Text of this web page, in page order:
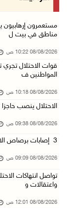
قوات الاحتلال
قوات الاحتلال
07/آب/2026 10:17 م
نادي الأسير:
مستعمرون إرهابيون
مناطق في بيت ل
08/08/2026 10:22 ص
قوات الاحتلال
المواطنين ف
08/08/2026 10:18 ص
الاحتلال ينصب
08/08/2026 09:38 ص
3 إصابات برصاص الاحتلال شمال خان يونس
08/08/2026 09:09 ص
تواصل انتهاكات
واعتقالات و
08/08/2026 12:01 ص